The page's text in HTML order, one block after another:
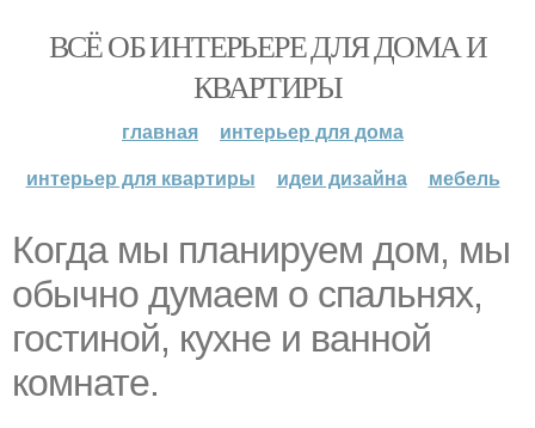
ВСЁ ОБ ИНТЕРЬЕРЕ ДЛЯ ДОМА И
КВАРТИРЫ
главная
интерьер для дома
интерьер для квартиры
идеи дизайна мебель
Когда мы планируем дом, мы
обычно думаем о спальнях,
гостиной, кухне и ванной
комнате.